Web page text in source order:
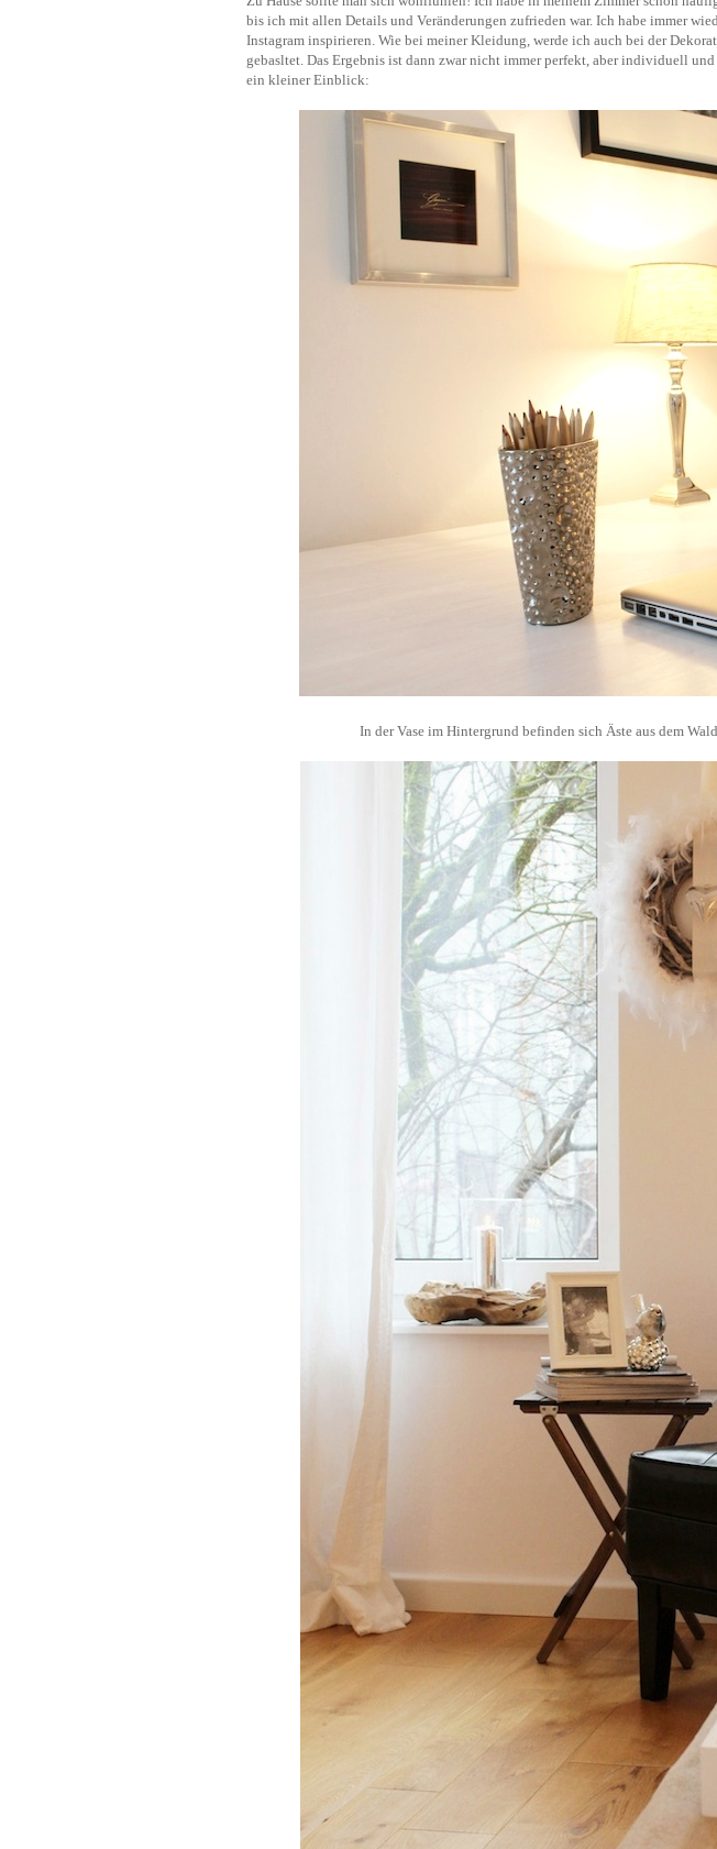
bis ich mit allen Details und Veränderungen zufrieden war. Ich habe immer
Instagram inspirieren. Wie bei meiner Kleidung, werde ich auch bei der
gebasltet. Das Ergebnis ist dann zwar nicht immer perfekt, aber individuell
ein kleiner Einblick:
In der Vase im Hintergrund befinden sich Äste aus dem